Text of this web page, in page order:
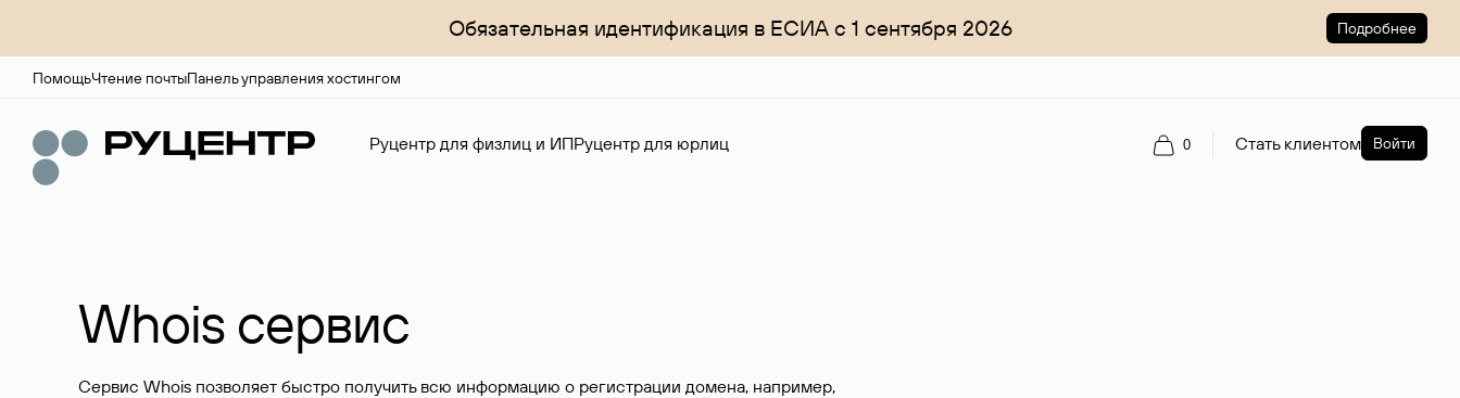
Обязательная идентификация в ЕСИА с 1 сентября 2026 Подробнее
ПомощьЧтение почтыПанель управления хостингом
Руцентр для физлиц и ИПРуцентр для юрлиц 0 Стать клиентом Войти
Whois сервис
Сервис Whois позволяет быстро получить всю информацию о регистрации домена, например,